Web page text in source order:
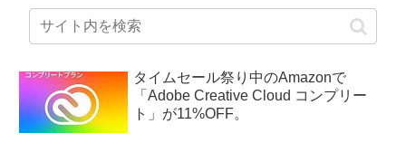
タイムセール祭り中のAmazonで
「Adobe Creative Cloud コンプリー
ト」が11%OFF。